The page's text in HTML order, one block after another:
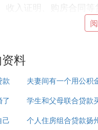
收入证明、购房合同
子女居住，可考虑
合贷款，即同时申
料
款
夫妻间有一个用公积
贷款
学生和父母联合贷款
房
个人住房组合贷款扬